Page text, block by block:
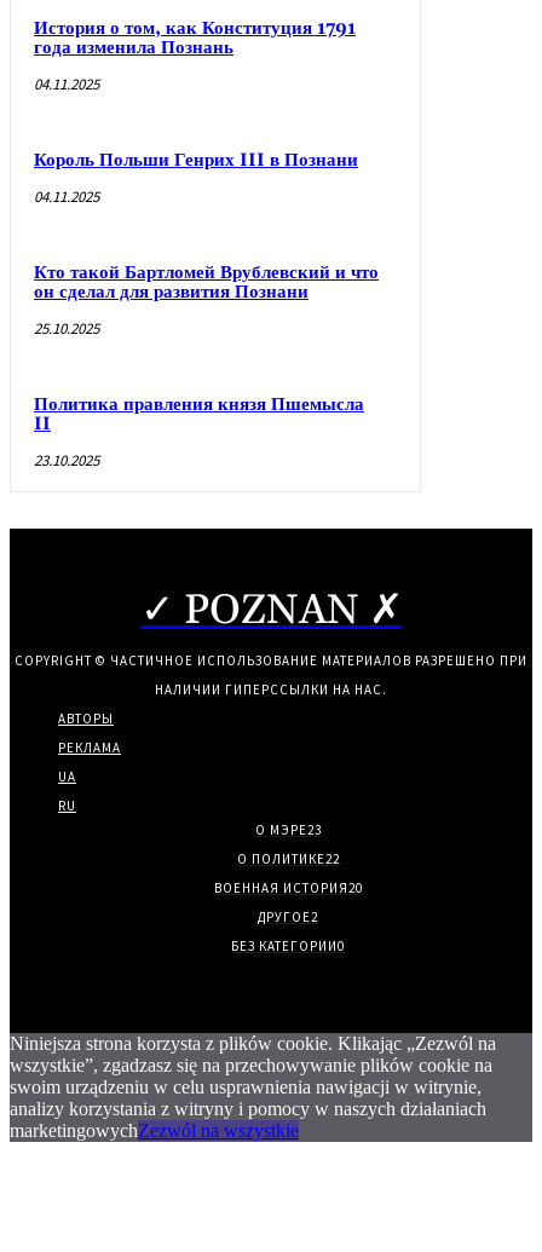
История о том, как Конституция 1791
года изменила Познань
04.11.2025
Король Польши Генрих III в Познани
04.11.2025
Кто такой Бартломей Врублевский и что
он сделал для развития Познани
25.10.2025
Политика правления князя Пшемысла
II
23.10.2025
✓ POZNAN ✗
COPYRIGHT © ЧАСТИЧНОЕ ИСПОЛЬЗОВАНИЕ МАТЕРИАЛОВ РАЗРЕШЕНО ПРИ
НАЛИЧИИ ГИПЕРССЫЛКИ НА НАС.
АВТОРЫ
РЕКЛАМА
UA
RU
О МЭРЕ23
О ПОЛИТИКЕ22
ВОЕННАЯ ИСТОРИЯ20
ДРУГОЕ2
БЕЗ КАТЕГОРИИ0
Niniejsza strona korzysta z plików cookie. Klikając „Zezwól na
wszystkie”, zgadzasz się na przechowywanie plików cookie na
swoim urządzeniu w celu usprawnienia nawigacji w witrynie,
analizy korzystania z witryny i pomocy w naszych działaniach
marketingowychZezwól na wszystkie